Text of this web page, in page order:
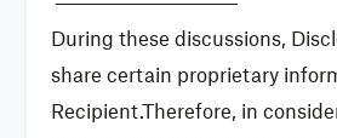
During these discussions,
share certain proprietary
Recipient.Therefore, in